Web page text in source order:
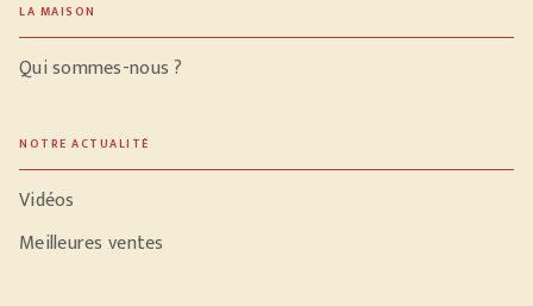
LA MAISON
Qui sommes-nous ?
NOTRE ACTUALITÉ
Vidéos
Meilleures ventes